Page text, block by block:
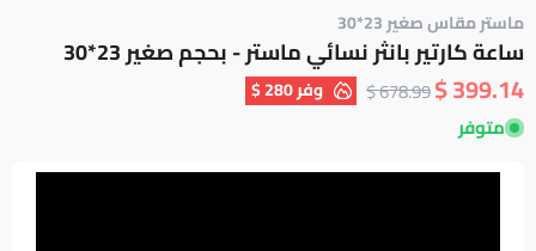
ماستر مقاس صغير 23*30
ساعة كارتير بانثر نسائي ماستر - بحجم صغير 23*30
399.14 $
678.99 $ وفر280 $
متوفر